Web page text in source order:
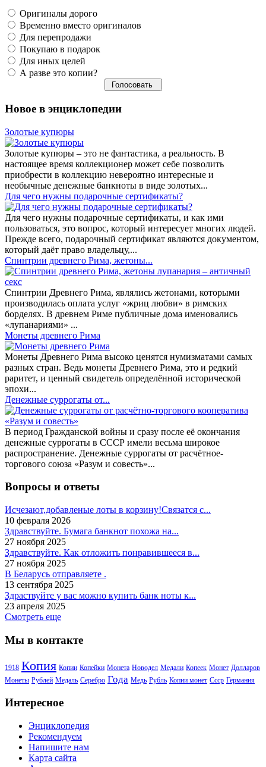
Оригиналы дорого
Временно вместо оригиналов
Для перепродажи
Покупаю в подарок
Для иных целей
А разве это копии?
Новое в энциклопедии
Золотые купюры
Золотые купюры – это не фантастика, а реальность. В
настоящее время коллекционер может себе позволить
приобрести в коллекцию невероятно интересные и
необычные денежные банкноты в виде золотых...
​Для чего нужны подарочные сертификаты?
Для чего нужны подарочные сертификаты, и как ими
пользоваться, это вопрос, который интересует многих людей.
Прежде всего, подарочный сертификат являются документом,
который даёт право владельцу,...
Спинтрии древнего Рима, жетоны...
Спинтрии Древнего Рима, являлись жетонами, которыми
производилась оплата услуг «жриц любви» в римских
борделях. В древнем Риме публичные дома именовались
«лупанариями» ...
Монеты древнего Рима
Монеты Древнего Рима высоко ценятся нумизматами самых
разных стран. Ведь монеты Древнего Рима, это и редкий
раритет, и ценный свидетель определённой исторической
эпохи...
Денежные суррогаты от...
В период Гражданской войны и сразу после её окончания
денежные суррогаты в СССР имели весьма широкое
распространение. Денежные суррогаты от расчётное-
торгового союза «Разум и совесть»...
Вопросы и ответы
Исчезают,добавленые лоты в корзину!Связатся с...
10 февраля 2026
Здравствуйте. Бумага банкнот похожа на...
27 ноября 2025
Здравствуйте. Как отложить понравившееся в...
27 ноября 2025
В Беларусь отправляете .
13 сентября 2025
Здраствуйте у вас можно купить банк ноты к...
23 апреля 2025
Смотреть еще
Мы в контакте
1918 Копия Копии Копейки Монета Новодел Медали Копеек Монет Долларов
Монеты Рублей Медаль Серебро Года Медь Рубль Копии монет Ссср Германия
Интересное
Энциклопедия
Рекомендуем
Напишите нам
Карта сайта